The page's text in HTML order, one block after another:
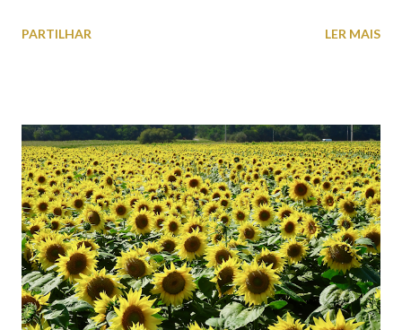
peças históricas cedidas pela IP Património que homenageiam a
PARTILHAR LER MAIS